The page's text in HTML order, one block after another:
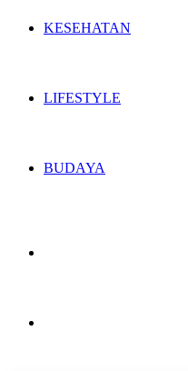
KESEHATAN
LIFESTYLE
BUDAYA